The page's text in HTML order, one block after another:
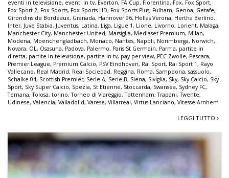
eventi in televisione, eventi in tv, Everton, FA Cup, Fiorentina, Fox, Fox Sport,
Fox Sport 2, Fox Sports, Fox Sports HD, Fox Sports Plus, Fulham, Genoa, Getafe,
Girondins de Bordeaux, Granada, Hannover 96, Hellas Verona, Hertha Berlino,
Inter, Juve Stabia, Juventus, Latina, Liga, Ligue 1, Lione, Livorno, Lorient, Malaga,
Manchester City, Manchester United, Marsiglia, Mediaset Premium, Milan,
Modena, Moenchengladbach, Monaco, Nantes, Napoli, Norimberga, Norwich,
Novara, OL, Osasuna, Padova, Palermo, Paris St Germain, Parma, partite in
diretta, partite in televisione, partite in tv, pay per view, PEC Zwolle, Pescara,
Premier League, Premium Calcio, PSV Eindhoven, Rai Sport, Rai Sport 1, Rayo
Vallecano, Real Madrid, Real Sociedad, Reggina, Roma, Sampdoria, sassuolo,
Schalke 04, Scottish Premier, Serie A, Serie B, Siena, Siviglia, Sky, Sky Calcio, Sky
Sport, Sky Super Calcio, Spezia, St Etienne, Stoccarda, Swansea, Sydney FC,
Ternana,Tolosa, torino,Torneo di Viareggio,Tottenham,Trapani,Twente,
Udinese, Valencia, Valladolid, Varese, Villarreal, Virtus Lanciano, Vitesse Arnhem
LEGGI TUTTO